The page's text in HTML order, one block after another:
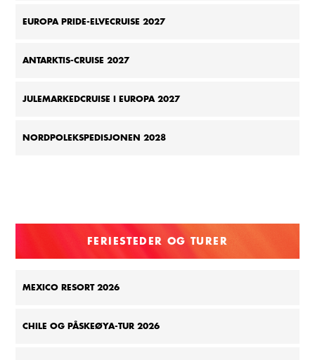
EUROPA PRIDE-ELVECRUISE 2027
ANTARKTIS-CRUISE 2027
JULEMARKEDCRUISE I EUROPA 2027
NORDPOLEKSPEDISJONEN 2028
FERIESTEDER OG TURER
MEXICO RESORT 2026
CHILE OG PÅSKEØYA-TUR 2026